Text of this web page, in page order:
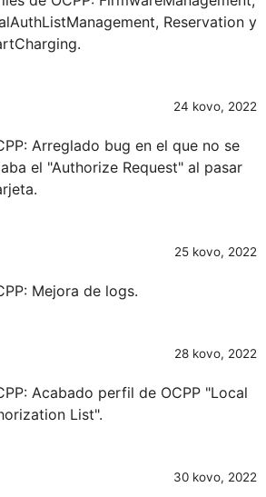
Reservation y
24 kovo, 2022
Arreglado bug en el que no se
el "Authorize Request" al pasar
25 kovo, 2022
Mejora de logs.
28 kovo, 2022
Acabado perfil de OCPP "Local
List".
30 kovo, 2022